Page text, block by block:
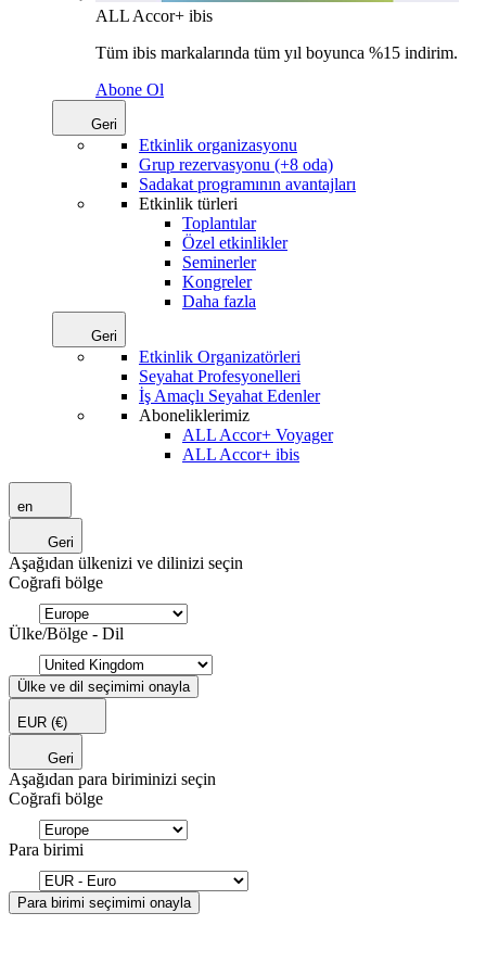
ALL Accor+ ibis
Tüm ibis markalarında tüm yıl boyunca %15 indirim.
Abone Ol
Geri
Etkinlik organizasyonu
Grup rezervasyonu (+8 oda)
Sadakat programının avantajları
Etkinlik türleri
Toplantılar
Özel etkinlikler
Seminerler
Kongreler
Daha fazla
Geri
Etkinlik Organizatörleri
Seyahat Profesyonelleri
İş Amaçlı Seyahat Edenler
Aboneliklerimiz
ALL Accor+ Voyager
ALL Accor+ ibis
en
Geri
Aşağıdan ülkenizi ve dilinizi seçin
Coğrafi bölge
Ülke/Bölge - Dil
Ülke ve dil seçimimi onayla
EUR (€)
Geri
Aşağıdan para biriminizi seçin
Coğrafi bölge
Para birimi
Para birimi seçimimi onayla